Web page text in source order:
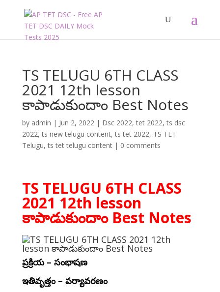
TS TELUGU 6TH CLASS
2021 12th lesson
కాపాడుకుందాం Best Notes
by admin | Jun 2, 2022| Dsc 2022,tet 2022,ts dsc
2022,ts new telugu content,ts tet 2022, TS TET
Telugu,ts tet telugu content| 0 comments
TS TELUGU 6TH CLASS
2021 12th lesson
కాపాడుకుందాం Best Notes
ప్రక్రియ – సంభాషణ
ఇతివృత్తం – పర్యావరణం